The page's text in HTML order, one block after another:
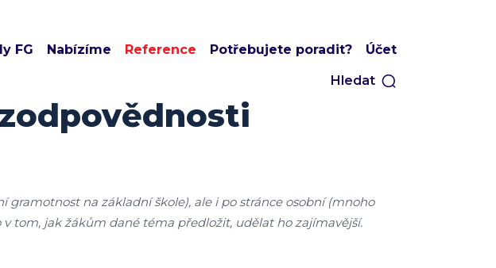
FG Nabízíme Reference Potřebujete poradit? Účet
Hledat
na základní škole), ale i po stránce osobní (mnoho
tom, jak žákům dané téma předložit, udělat ho zajímavější.